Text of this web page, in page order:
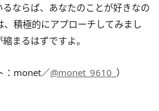
ならば、あなたのことが好きなの
積極的にアプローチしてみまし
まるはずですよ。
：monet／@monet_9610_ ）